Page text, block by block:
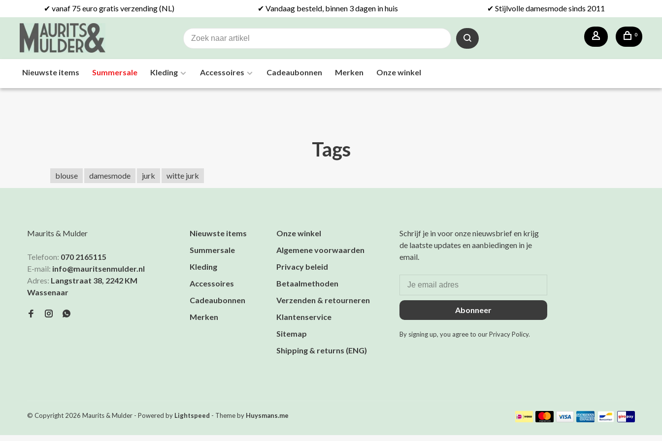
✔ vanaf 75 euro gratis verzending (NL) ✔ Vandaag besteld, binnen 3 dagen in huis ✔ Stijlvolle damesmode sinds 2011
0
Nieuwste items Summersale Kleding Accessoires Cadeaubonnen Merken Onze winkel
Tags
blouse damesmode jurk witte jurk
Maurits & Mulder
Telefoon: 070 2165115
E-mail: info@mauritsenmulder.nl
Adres: Langstraat 38, 2242 KM
Wassenaar
Nieuwste items
Summersale
Kleding
Accessoires
Cadeaubonnen
Merken
Onze winkel
Algemene voorwaarden
Privacy beleid
Betaalmethoden
Verzenden & retourneren
Klantenservice
Sitemap
Shipping & returns (ENG)
Schrijf je in voor onze nieuwsbrief en krijg
de laatste updates en aanbiedingen in je
email.
Abonneer
By signing up, you agree to our Privacy Policy.
© Copyright 2026 Maurits & Mulder - Powered by Lightspeed - Theme by Huysmans.me